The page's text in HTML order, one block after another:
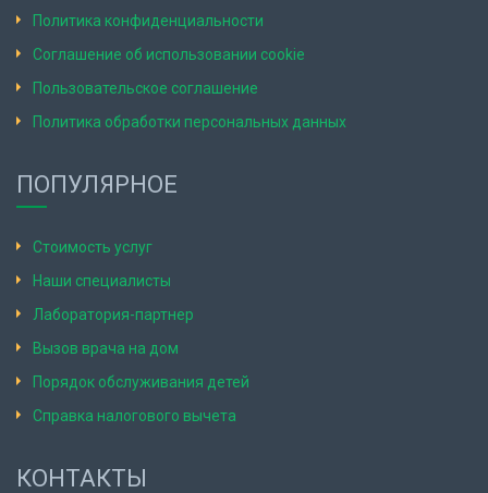
Политика конфиденциальности
Соглашение об использовании cookie
Пользовательское соглашение
Политика обработки персональных данных
ПОПУЛЯРНОЕ
Стоимость услуг
Наши специалисты
Лаборатория-партнер
Вызов врача на дом
Порядок обслуживания детей
Справка налогового вычета
КОНТАКТЫ